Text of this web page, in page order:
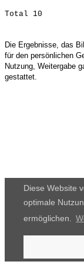
Diese Website
optimale
ermöglichen.
Die Ergebnisse, das
für den persönlichen
Nutzung, Weitergabe
gestattet.